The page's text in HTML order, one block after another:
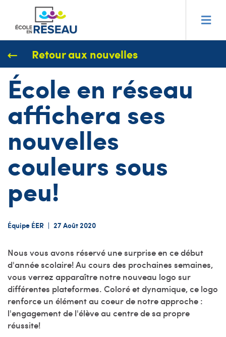
Retour aux nouvelles
École en réseau
affichera ses
nouvelles
couleurs sous
peu!
Équipe ÉER | 27 Août 2020
Nous vous avons réservé une surprise en ce début
d'année scolaire! Au cours des prochaines semaines,
vous verrez apparaître notre nouveau logo sur
différentes plateformes. Coloré et dynamique, ce logo
renforce un élément au coeur de notre approche :
l'engagement de l'élève au centre de sa propre
réussite!